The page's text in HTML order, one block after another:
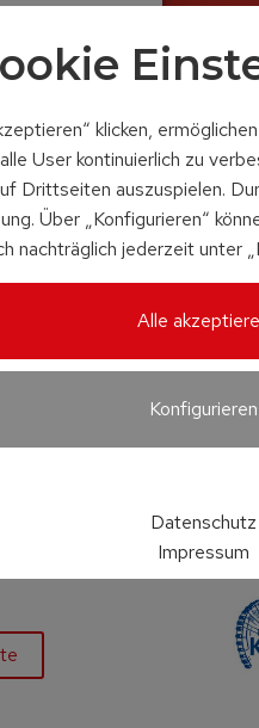
zu
teil.
Gols
klicken,
User kontinuierlich zu
Drittseiten auszuspielen.
Über „Konfigurieren“
nachträglich jederzeit unter
Alle
Konfigurieren
Datenschutz
Impressum